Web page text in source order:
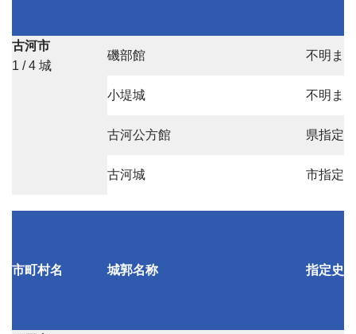
古河市
1 / 4 城
磯部館 不明ま
小堤城 不明ま
古河公方館 県指定
古河城 市指定
市町村名 城郭名称 指定史跡